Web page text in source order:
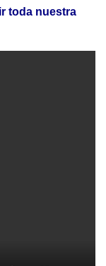
toda nuestra